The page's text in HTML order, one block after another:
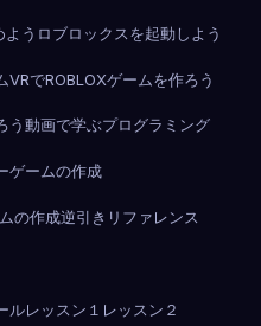
よう ロブロックスを起動しよう
VRでROBLOXゲームを作ろう
う動画で学ぶプログラミング
ゲームの作成
の作成逆引きリファレンス
ルレッスン１ レッスン２